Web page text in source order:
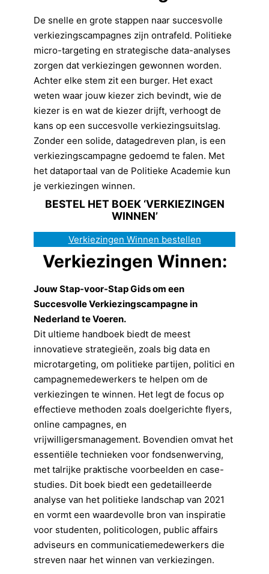
De snelle en grote stappen naar succesvolle
verkiezingscampagnes zijn ontrafeld. Politieke
micro-targeting en strategische data-analyses
zorgen dat verkiezingen gewonnen worden.
Achter elke stem zit een burger. Het exact
weten waar jouw kiezer zich bevindt, wie de
kiezer is en wat de kiezer drijft, verhoogt de
kans op een succesvolle verkiezingsuitslag.
Zonder een solide, datagedreven plan, is een
verkiezingscampagne gedoemd te falen. Met
het dataportaal van de Politieke Academie kun
je verkiezingen winnen.
BESTEL HET BOEK ‘VERKIEZINGEN
WINNEN’
Verkiezingen Winnen bestellen
Verkiezingen Winnen:
Jouw Stap-voor-Stap Gids om een
Succesvolle Verkiezingscampagne in
Nederland te Voeren.
Dit ultieme handboek biedt de meest
innovatieve strategieën, zoals big data en
microtargeting, om politieke partijen, politici en
campagnemedewerkers te helpen om de
verkiezingen te winnen. Het legt de focus op
effectieve methoden zoals doelgerichte flyers,
online campagnes, en
vrijwilligersmanagement. Bovendien omvat het
essentiële technieken voor fondsenwerving,
met talrijke praktische voorbeelden en case-
studies. Dit boek biedt een gedetailleerde
analyse van het politieke landschap van 2021
en vormt een waardevolle bron van inspiratie
voor studenten, politicologen, public affairs
adviseurs en communicatiemedewerkers die
streven naar het winnen van verkiezingen.